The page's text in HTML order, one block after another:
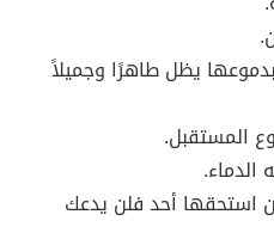
يظل طاهرًا وجميلاً
المستقبل.
الدماء.
استحقها أحد فلن يدعك